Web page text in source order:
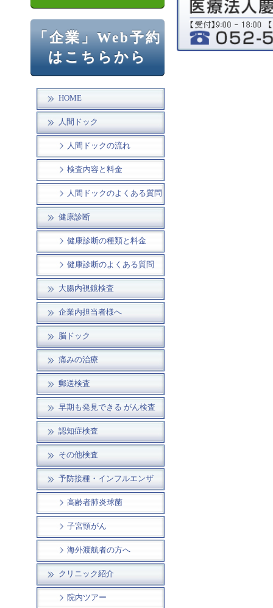
「企業」Web予約
はこちらから
HOME
人間ドック
人間ドックの流れ
検査内容と料金
人間ドックのよくある質問
健康診断
健康診断の種類と料金
健康診断のよくある質問
大腸内視鏡検査
企業内担当者様へ
脳ドック
痛みの治療
郵送検査
早期も発見できる がん検査
認知症検査
その他検査
予防接種・インフルエンザ
高齢者肺炎球菌
子宮頸がん
海外渡航者の方へ
クリニック紹介
院内ツアー